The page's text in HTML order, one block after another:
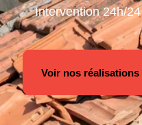
Intervention 24h/
Voir nos réalisations